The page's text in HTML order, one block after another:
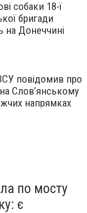
собаки 18-ї
бригади
на Донеччині
повідомив про
Слов’янському
напрямках
7 серпня
по мосту
є